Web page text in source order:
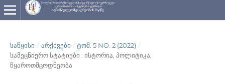
ᲡᲐᲬᲧᲘᲡᲘ / ᲐᲠᲥᲘᲕᲔᲑᲘ / ᲢᲝᲛ. 5 NO. 2 (2022) /
სამეცნიერო სტატიები : ისტორია, პოლიტიკა,
წყაროთმცოდნეობა